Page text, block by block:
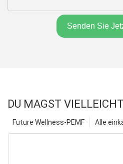
Senden Sie
DU MAGST VIELLEICHT
Alle
Future Wellness-PEMF